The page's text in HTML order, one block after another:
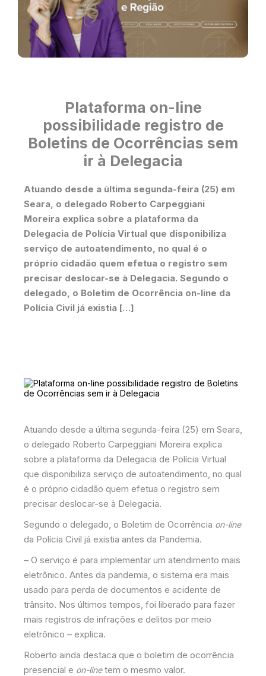
Plataforma on-line
possibilidade registro de
Boletins de Ocorrências sem
ir à Delegacia
Atuando desde a última segunda-feira (25) em
Seara, o delegado Roberto Carpeggiani
Moreira explica sobre a plataforma da
Delegacia de Polícia Virtual que disponibiliza
serviço de autoatendimento, no qual é o
próprio cidadão quem efetua o registro sem
precisar deslocar-se à Delegacia. Segundo o
delegado, o Boletim de Ocorrência on-line da
Polícia Civil já existia […]
Atuando desde a última segunda-feira (25) em Seara,
o delegado Roberto Carpeggiani Moreira explica
sobre a plataforma da Delegacia de Polícia Virtual
que disponibiliza serviço de autoatendimento, no qual
é o próprio cidadão quem efetua o registro sem
precisar deslocar-se à Delegacia.
Segundo o delegado, o Boletim de Ocorrência on-line
da Polícia Civil já existia antes da Pandemia.
– O serviço é para implementar um atendimento mais
eletrônico. Antes da pandemia, o sistema era mais
usado para perda de documentos e acidente de
trânsito. Nos últimos tempos, foi liberado para fazer
mais registros de infrações e delitos por meio
eletrônico – explica.
Roberto ainda destaca que o boletim de ocorrência
presencial e on-linetem o mesmo valor.